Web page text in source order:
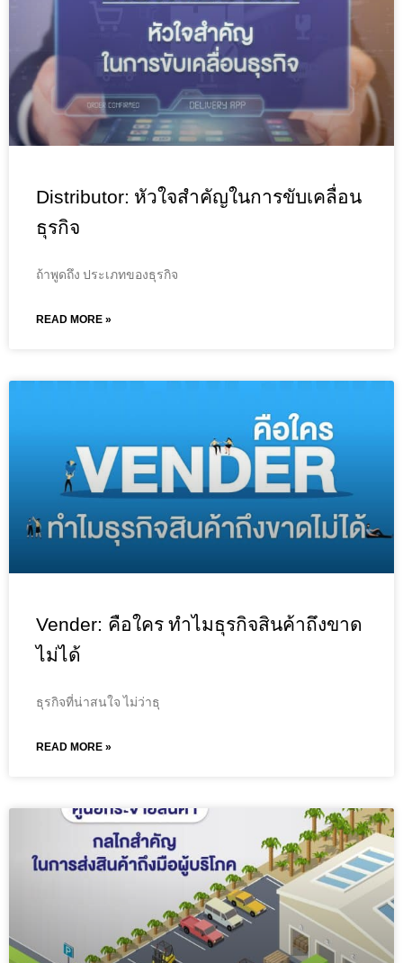
Distributor: หัวใจสำคัญในการขับเคลื่อน
ธุรกิจ
ถ้าพูดถึง ประเภทของธุรกิจ
READ MORE »
Vender: คือใคร ทำไมธุรกิจสินค้าถึงขาด
ไม่ได้
ธุรกิจที่น่าสนใจ ไม่ว่าธุ
READ MORE »